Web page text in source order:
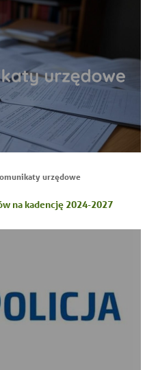
urzędowe
na kadencję 2024-2027